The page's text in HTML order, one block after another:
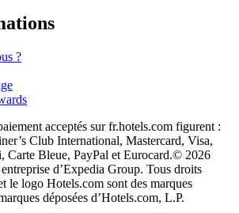
?
acceptés sur fr.hotels.com figurent :
Club International, Mastercard, Visa,
Carte Bleue, PayPal et Eurocard.© 2026
d’Expedia Group. Tous droits
le logo Hotels.com sont des marques
déposées d’Hotels.com, L.P.